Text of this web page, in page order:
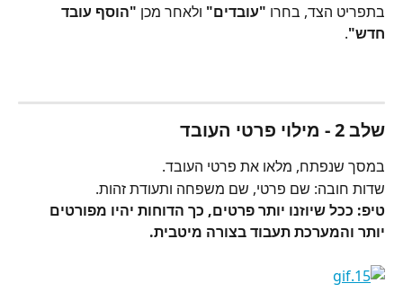
בתפריט הצד, בחרו "עובדים" ולאחר מכן "הוסף עובד
חדש".
שלב 2 - מילוי פרטי העובד
במסך שנפתח, מלאו את פרטי העובד.
שדות חובה: שם פרטי, שם משפחה ותעודת זהות.
טיפ: ככל שיוזנו יותר פרטים, כך הדוחות יהיו מפורטים
יותר והמערכת תעבוד בצורה מיטבית.